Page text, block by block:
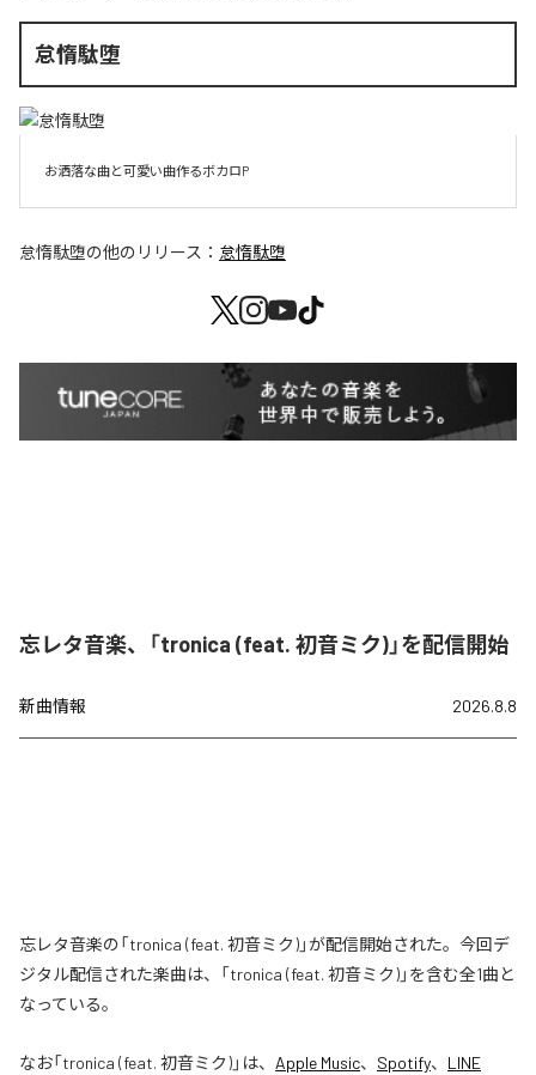
怠惰駄堕
お洒落な曲と可愛い曲作るボカロP
怠惰駄堕の他のリリース： 怠惰駄堕
忘レタ音楽、「tronica (feat. 初音ミク)」を配信開始
新曲情報 2026.8.8
忘レタ音楽の「tronica (feat. 初音ミク)」が配信開始された。今回デ
ジタル配信された楽曲は、「tronica (feat. 初音ミク)」を含む全1曲と
なっている。
なお「tronica (feat. 初音ミク)」は、 Apple Music、 Spotify、 LINE